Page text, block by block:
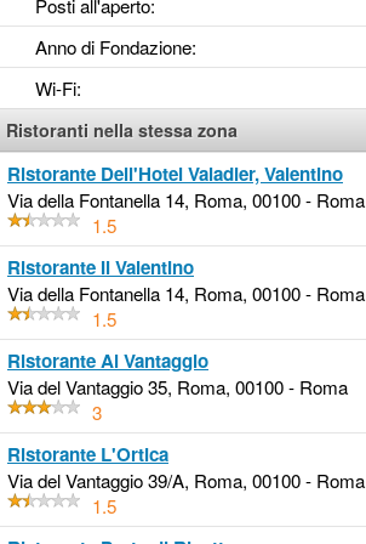
Posti all'aperto:
Anno di Fondazione:
Wi-Fi:
Ristoranti nella stessa zona
Ristorante Dell'Hotel Valadier, Valentino
Via della Fontanella 14, Roma, 00100 - Roma
1.5
Ristorante Il Valentino
Via della Fontanella 14, Roma, 00100 - Roma
1.5
Ristorante Al Vantaggio
Via del Vantaggio 35, Roma, 00100 - Roma
3
Ristorante L'Ortica
Via del Vantaggio 39/A, Roma, 00100 - Roma
1.5